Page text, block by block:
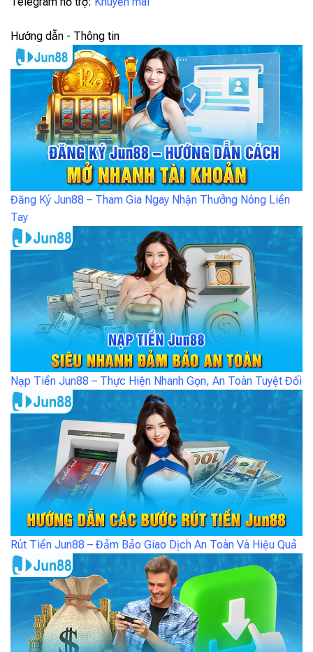
Hướng dẫn - Thông tin
Đăng Ký Jun88 – Tham Gia Ngay Nhận Thưởng Nóng Liền
Tay
Nạp Tiền Jun88 – Thực Hiện Nhanh Gọn, An Toàn Tuyệt Đối
Rút Tiền Jun88 – Đảm Bảo Giao Dịch An Toàn Và Hiệu Quả